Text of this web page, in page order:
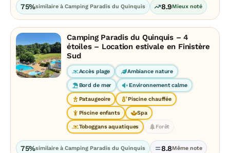
75%similaire à Camping Paradis du Quinquis 8.9Mieux noté
Camping Paradis du Quinquis – 4
étoiles – Location estivale en Finistère
Sud
Accès plage Ambiance nature
Bord de mer Environnement calme
Pataugeoire Piscine chauffée
Piscine enfants Spa
Toboggans aquatiques Forêt
75%similaire à Camping Paradis du Quinquis 8.8Même note